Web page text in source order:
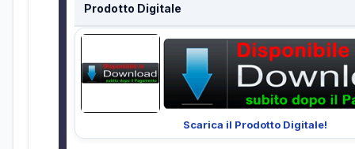
Prodotto Digitale
Scarica il Prodotto Digitale!